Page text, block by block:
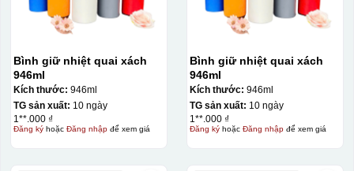
Bình giữ nhiệt quai xách
946ml
Kích thước: 946ml
TG sản xuất: 10 ngày
1**.000 ₫
Đăng kýhoặc Đăng nhậpđể xem giá
Bình giữ nhiệt quai xách
946ml
Kích thước: 946ml
TG sản xuất: 10 ngày
1**.000 ₫
Đăng kýhoặc Đăng nhậpđể xem giá